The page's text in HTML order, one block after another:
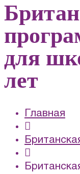
для
лет
Главная